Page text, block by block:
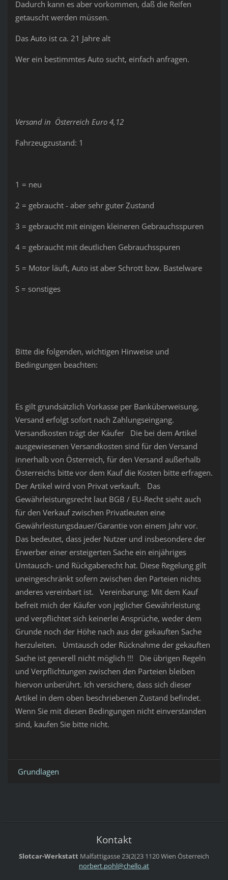
Dadurch kann es aber vorkommen, daß die Reifen
getauscht werden müssen.
Das Auto ist ca. 21 Jahre alt
Wer ein bestimmtes Auto sucht, einfach anfragen.
Versand in Österreich Euro 4,12
Fahrzeugzustand: 1
1 = neu
2 = gebraucht - aber sehr guter Zustand
3 = gebraucht mit einigen kleineren Gebrauchsspuren
4 = gebraucht mit deutlichen Gebrauchsspuren
5 = Motor läuft, Auto ist aber Schrott bzw. Bastelware
S = sonstiges
Bitte die folgenden, wichtigen Hinweise und
Bedingungen beachten:
Es gilt grundsätzlich Vorkasse per Banküberweisung,
Versand erfolgt sofort nach Zahlungseingang.
Versandkosten trägt der Käufer Die bei dem Artikel
ausgewiesenen Versandkosten sind für den Versand
innerhalb von Österreich, für den Versand außerhalb
Österreichs bitte vor dem Kauf die Kosten bitte erfragen.
Der Artikel wird von Privat verkauft. Das
Gewährleistungsrecht laut BGB / EU-Recht sieht auch
für den Verkauf zwischen Privatleuten eine
Gewährleistungsdauer/Garantie von einem Jahr vor.
Das bedeutet, dass jeder Nutzer und insbesondere der
Erwerber einer ersteigerten Sache ein einjähriges
Umtausch- und Rückgaberecht hat. Diese Regelung gilt
uneingeschränkt sofern zwischen den Parteien nichts
anderes vereinbart ist. Vereinbarung: Mit dem Kauf
befreit mich der Käufer von jeglicher Gewährleistung
und verpflichtet sich keinerlei Ansprüche, weder dem
Grunde noch der Höhe nach aus der gekauften Sache
herzuleiten. Umtausch oder Rücknahme der gekauften
Sache ist generell nicht möglich !!! Die übrigen Regeln
und Verpflichtungen zwischen den Parteien bleiben
hiervon unberührt. Ich versichere, dass sich dieser
Artikel in dem oben beschriebenen Zustand befindet.
Wenn Sie mit diesen Bedingungen nicht einverstanden
sind, kaufen Sie bitte nicht.
Grundlagen
Kontakt
Slotcar-Werkstatt Malfattigasse 23(2(23 1120 Wien Österreich
norbert.pohl@chello.at